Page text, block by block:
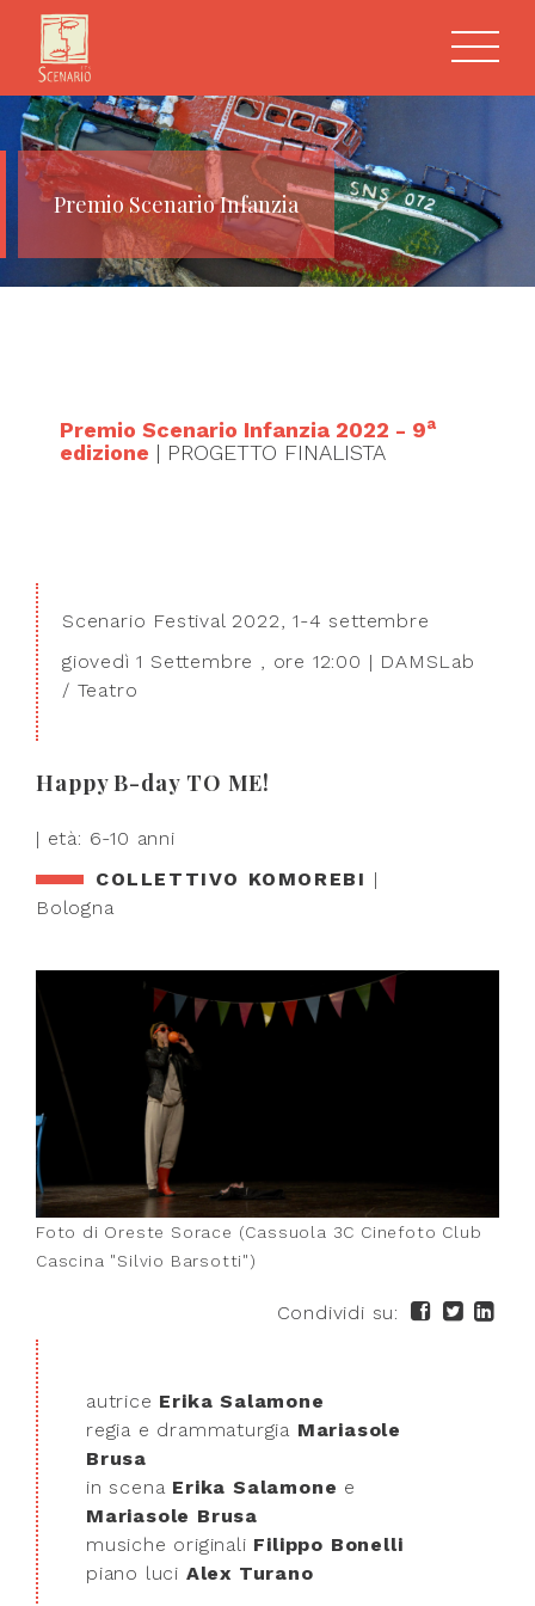
Premio Scenario Infanzia
Premio Scenario Infanzia 2022 - 9a
edizione | PROGETTO FINALISTA
Scenario Festival 2022, 1-4 settembre
giovedì 1 Settembre , ore 12:00 | DAMSLab
/ Teatro
Happy B-day TO ME!
| età: 6-10 anni
COLLETTIVO KOMOREBI |
Bologna
Foto di Oreste Sorace (Cassuola 3C Cinefoto Club
Cascina "Silvio Barsotti")
Condividi su:
autrice Erika Salamone
regia e drammaturgia Mariasole
Brusa
in scena Erika Salamone e
Mariasole Brusa
musiche originali Filippo Bonelli
piano luci Alex Turano